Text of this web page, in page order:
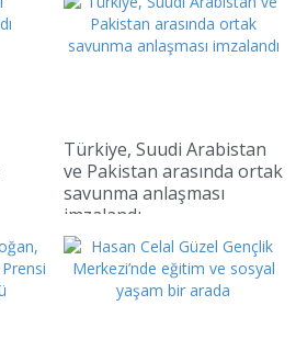
Türkiye, Suudi Arabistan
ve Pakistan arasında ortak
savunma anlaşması
imzalandı